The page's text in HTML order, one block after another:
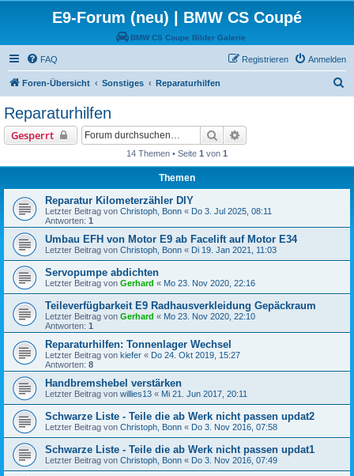
E9-Forum (neu) | BMW CS Coupé
BMW CS Coupe Bilder Galerie
FAQ Anmelden
Registrieren
Foren-Übersicht Sonstiges Reparaturhilfen
Reparaturhilfen
Gesperrt Suche
14 Themen • Seite 1 von 1
Themen
Reparatur Kilometerzähler DIY
Letzter Beitrag von Christoph, Bonn « Do 3. Jul 2025, 08:11
Antworten: 1
Umbau EFH von Motor E9 ab Facelift auf Motor E34
Letzter Beitrag von Christoph, Bonn « Di 19. Jan 2021, 11:03
Servopumpe abdichten
Letzter Beitrag von Gerhard « Mo 23. Nov 2020, 22:16
Teileverfügbarkeit E9 Radhausverkleidung Gepäckraum
Letzter Beitrag von Gerhard « Mo 23. Nov 2020, 22:10
Antworten: 1
Reparaturhilfen: Tonnenlager Wechsel
Letzter Beitrag von kiefer « Do 24. Okt 2019, 15:27
Antworten: 8
Handbremshebel verstärken
Letzter Beitrag von willies13 « Mi 21. Jun 2017, 20:11
Schwarze Liste - Teile die ab Werk nicht passen updat2
Letzter Beitrag von Christoph, Bonn « Do 3. Nov 2016, 07:58
Schwarze Liste - Teile die ab Werk nicht passen updat1
Letzter Beitrag von Christoph, Bonn « Do 3. Nov 2016, 07:49